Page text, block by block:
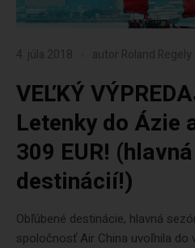
4. júla 2018 autor Roland Regely
VEĽKÝ
Letenky do Ázie
309 EUR!
destinácií!)
Obľúbené destinácie, hlavná
spoločnosť Air China uvoľnila do